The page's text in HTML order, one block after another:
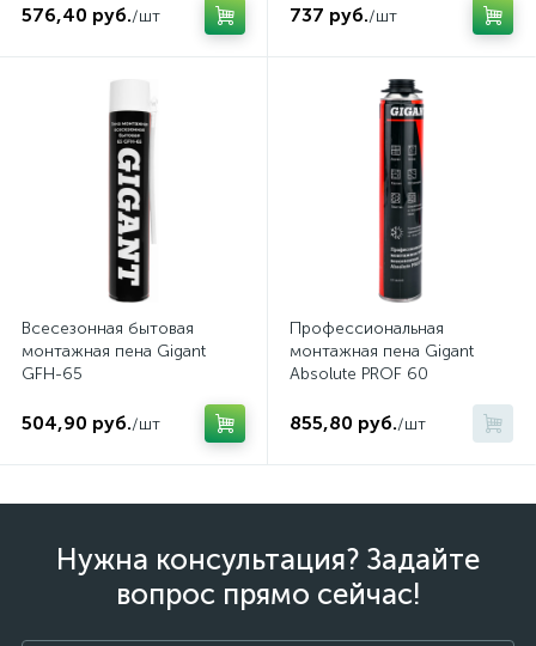
576,40 руб./шт 737 руб./шт
Всесезонная бытовая
монтажная пена Gigant
GFH-65
504,90 руб./шт
Профессиональная
монтажная пена Gigant
Absolute PROF 60
855,80 руб./шт
Нужна консультация? Задайте
вопрос прямо сейчас!